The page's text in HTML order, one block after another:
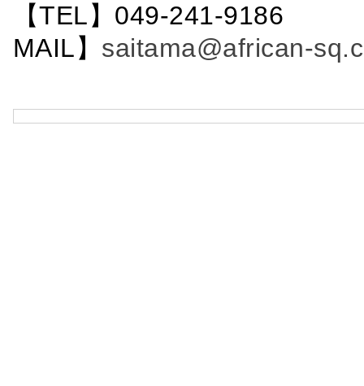
【TEL】049-241-
MAIL】 saitama@african-